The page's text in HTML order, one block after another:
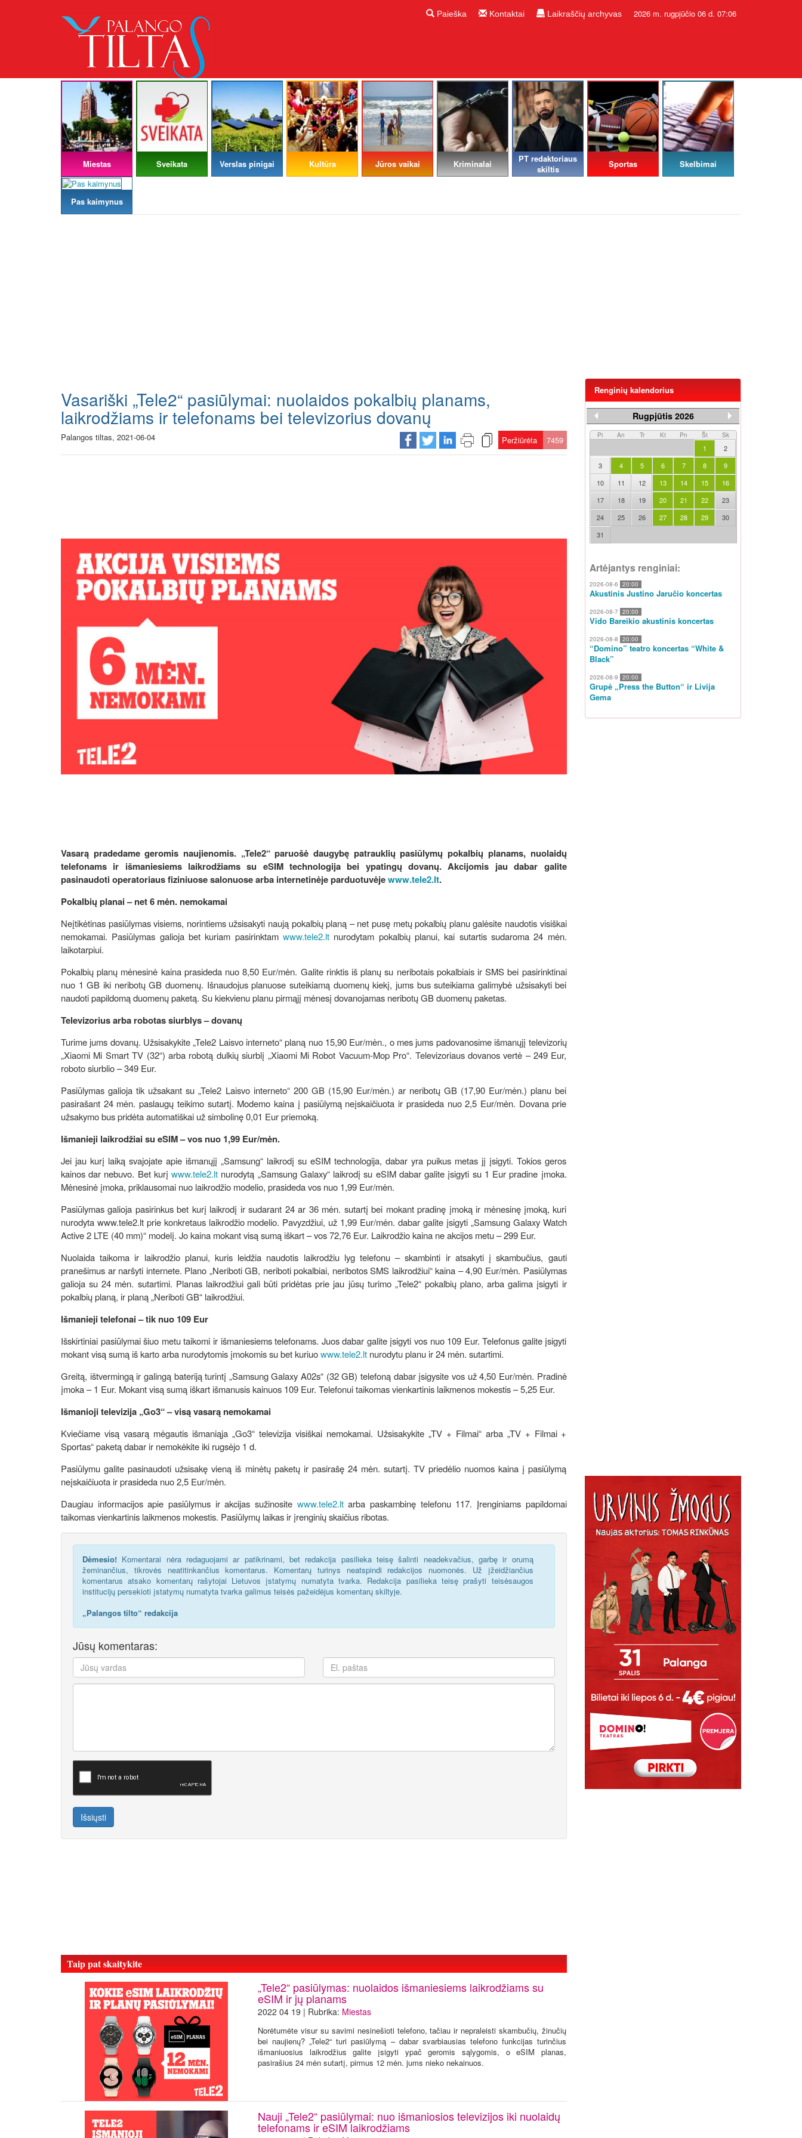
Paieška Kontaktai Laikraščių archyvas 2026 m. rugpjūčio 06 d. 07:06
Miestas Sveikata Verslas pinigai Kultūra Jūros vaikai Kriminalai
PT redaktoriaus
skiltis
Sportas Skelbimai
Pas kaimynus
Vasariški „Tele2“ pasiūlymai: nuolaidos pokalbių planams,
laikrodžiams ir telefonams bei televizorius dovanų
Palangos tiltas, 2021-06-04 Peržiūrėta 7459
Vasarą pradedame geromis naujienomis. „Tele2“ paruošė daugybę patrauklių pasiūlymų pokalbių planams, nuolaidų
telefonams ir išmaniesiems laikrodžiams su eSIM technologija bei ypatingų dovanų. Akcijomis jau dabar galite
pasinaudoti operatoriaus fiziniuose salonuose arba internetinėje parduotuvėjewww.tele2.lt.
Pokalbių planai – net 6 mėn. nemokamai
Neįtikėtinas pasiūlymas visiems, norintiems užsisakyti naują pokalbių planą – net pusę metų pokalbių planu galėsite naudotis visiškai
nemokamai. Pasiūlymas galioja bet kuriam pasirinktam www.tele2.ltnurodytam pokalbių planui, kai sutartis sudaroma 24 mėn.
laikotarpiui.
Pokalbių planų mėnesinė kaina prasideda nuo 8,50 Eur/mėn. Galite rinktis iš planų su neribotais pokalbiais ir SMS bei pasirinktinai
nuo 1 GB iki neribotų GB duomenų. Išnaudojus planuose suteikiamą duomenų kiekį, jums bus suteikiama galimybė užsisakyti bei
naudoti papildomą duomenų paketą. Su kiekvienu planu pirmąjį mėnesį dovanojamas neribotų GB duomenų paketas.
Televizorius arba robotas siurblys – dovanų
Turime jums dovanų. Užsisakykite „Tele2 Laisvo interneto“ planą nuo 15,90 Eur/mėn., o mes jums padovanosime išmanųjį televizorių
„Xiaomi Mi Smart TV (32“) arba robotą dulkių siurblį „Xiaomi Mi Robot Vacuum-Mop Pro“. Televizoriaus dovanos vertė – 249 Eur,
roboto siurblio – 349 Eur.
Pasiūlymas galioja tik užsakant su „Tele2 Laisvo interneto“ 200 GB (15,90 Eur/mėn.) ar neribotų GB (17,90 Eur/mėn.) planu bei
pasirašant 24 mėn. paslaugų teikimo sutartį. Modemo kaina į pasiūlymą neįskaičiuota ir prasideda nuo 2,5 Eur/mėn. Dovana prie
užsakymo bus pridėta automatiškai už simbolinę 0,01 Eur priemoką.
Išmanieji laikrodžiai su eSIM – vos nuo 1,99 Eur/mėn.
Jei jau kurį laiką svajojate apie išmanųjį „Samsung“ laikrodį su eSIM technologija, dabar yra puikus metas jį įsigyti. Tokios geros
kainos dar nebuvo. Bet kurįwww.tele2.lt nurodytą „Samsung Galaxy“ laikrodį su eSIM dabar galite įsigyti su 1 Eur pradine įmoka.
Mėnesinė įmoka, priklausomai nuo laikrodžio modelio, prasideda vos nuo 1,99 Eur/mėn.
Pasiūlymas galioja pasirinkus bet kurį laikrodį ir sudarant 24 ar 36 mėn. sutartį bei mokant pradinę įmoką ir mėnesinę įmoką, kuri
nurodyta www.tele2.lt prie konkretaus laikrodžio modelio. Pavyzdžiui, už 1,99 Eur/mėn. dabar galite įsigyti „Samsung Galaxy Watch
Active 2 LTE (40 mm)“ modelį. Jo kaina mokant visą sumą iškart – vos 72,76 Eur. Laikrodžio kaina ne akcijos metu – 299 Eur.
Nuolaida taikoma ir laikrodžio planui, kuris leidžia naudotis laikrodžiu lyg telefonu – skambinti ir atsakyti į skambučius, gauti
pranešimus ar naršyti internete. Plano „Neriboti GB, neriboti pokalbiai, neribotos SMS laikrodžiui“ kaina – 4,90 Eur/mėn. Pasiūlymas
galioja su 24 mėn. sutartimi. Planas laikrodžiui gali būti pridėtas prie jau jūsų turimo „Tele2“ pokalbių plano, arba galima įsigyti ir
pokalbių planą, ir planą „Neriboti GB“ laikrodžiui.
Išmanieji telefonai – tik nuo 109 Eur
Išskirtiniai pasiūlymai šiuo metu taikomi ir išmaniesiems telefonams. Juos dabar galite įsigyti vos nuo 109 Eur. Telefonus galite įsigyti
mokant visą sumą iš karto arba nurodytomis įmokomis su bet kuriuowww.tele2.lt nurodytu planu ir 24 mėn. sutartimi.
Greitą, ištvermingą ir galingą bateriją turintį „Samsung Galaxy A02s“ (32 GB) telefoną dabar įsigysite vos už 4,50 Eur/mėn. Pradinė
įmoka – 1 Eur. Mokant visą sumą iškart išmanusis kainuos 109 Eur. Telefonui taikomas vienkartinis laikmenos mokestis – 5,25 Eur.
Išmanioji televizija „Go3“ – visą vasarą nemokamai
Kviečiame visą vasarą mėgautis išmaniąja „Go3“ televizija visiškai nemokamai. Užsisakykite „TV + Filmai“ arba „TV + Filmai +
Sportas“ paketą dabar ir nemokėkite iki rugsėjo 1 d.
Pasiūlymu galite pasinaudoti užsisakę vieną iš minėtų paketų ir pasirašę 24 mėn. sutartį. TV priedėlio nuomos kaina į pasiūlymą
neįskaičiuota ir prasideda nuo 2,5 Eur/mėn.
Daugiau informacijos apie pasiūlymus ir akcijas sužinosite www.tele2.ltarba paskambinę telefonu 117. Įrenginiams papildomai
taikomas vienkartinis laikmenos mokestis. Pasiūlymų laikas ir įrenginių skaičius ribotas.
Dėmesio! Komentarai nėra redaguojami ar patikrinami, bet redakcija pasilieka teisę šalinti neadekvačius, garbę ir orumą
žeminančius, tikrovės neatitinkančius komentarus. Komentarų turinys neatspindi redakcijos nuomonės. Už įžeidžiančius
komentarus atsako komentarų rašytojai Lietuvos įstatymų numatyta tvarka. Redakcija pasilieka teisę prašyti teisėsaugos
institucijų persekioti įstatymų numatyta tvarka galimus teisės pažeidėjus komentarų skiltyje.
„Palangos tilto“ redakcija
Jūsų komentaras:
Išsiųsti
Taip pat skaitykite
„Tele2“ pasiūlymas: nuolaidos išmaniesiems laikrodžiams su
eSIM ir jų planams
2022 04 19 | Rubrika: Miestas
Norėtumėte visur su savimi nesinešioti telefono, tačiau ir nepraleisti skambučių, žinučių
bei naujienų? „Tele2“ turi pasiūlymą – dabar svarbiausias telefono funkcijas turinčius
išmaniuosius laikrodžius galite įsigyti ypač geromis sąlygomis, o eSIM planas,
pasirašius 24 mėn sutartį, pirmus 12 mėn. jums nieko nekainuos.
Nauji „Tele2“ pasiūlymai: nuo išmaniosios televizijos iki nuolaidų
telefonams ir eSIM laikrodžiams
Renginių kalendorius
Rugpjūtis 2026
Pi An Tr Kt Pn Št Sk
1
2
3
4 5 6 7 8
9
10
11 12 13 14 15
16
17
18 19 20 21 22
23
24
25 26 27 28 29
30
31
Artėjantys renginiai:
2026-08-6 20:00
Akustinis Justino Jaručio koncertas
2026-08-7 20:00
Vido Bareikio akustinis koncertas
2026-08-8 20:00
“Domino” teatro koncertas “White &
Black”
2026-08-9 20:00
Grupė „Press the Button“ ir Livija
Gema